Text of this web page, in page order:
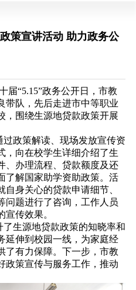
策宣讲活动 助力政务公
届“5.15”政务公开日，市教
带队，先后走进市中等职业
，围绕生源地贷款政策开展
政策解读、现场发放宣传资
，向在校学生详细介绍了生
、办理流程、贷款额度及还
了解国家助学资助政策。活
身关心的贷款申请细节、
问题进行了咨询，工作人员
传效果。
生源地贷款政策的知晓率和
延伸到校园一线，为家庭经
了有力保障。下一步，市教
政策宣传与服务工作，推动